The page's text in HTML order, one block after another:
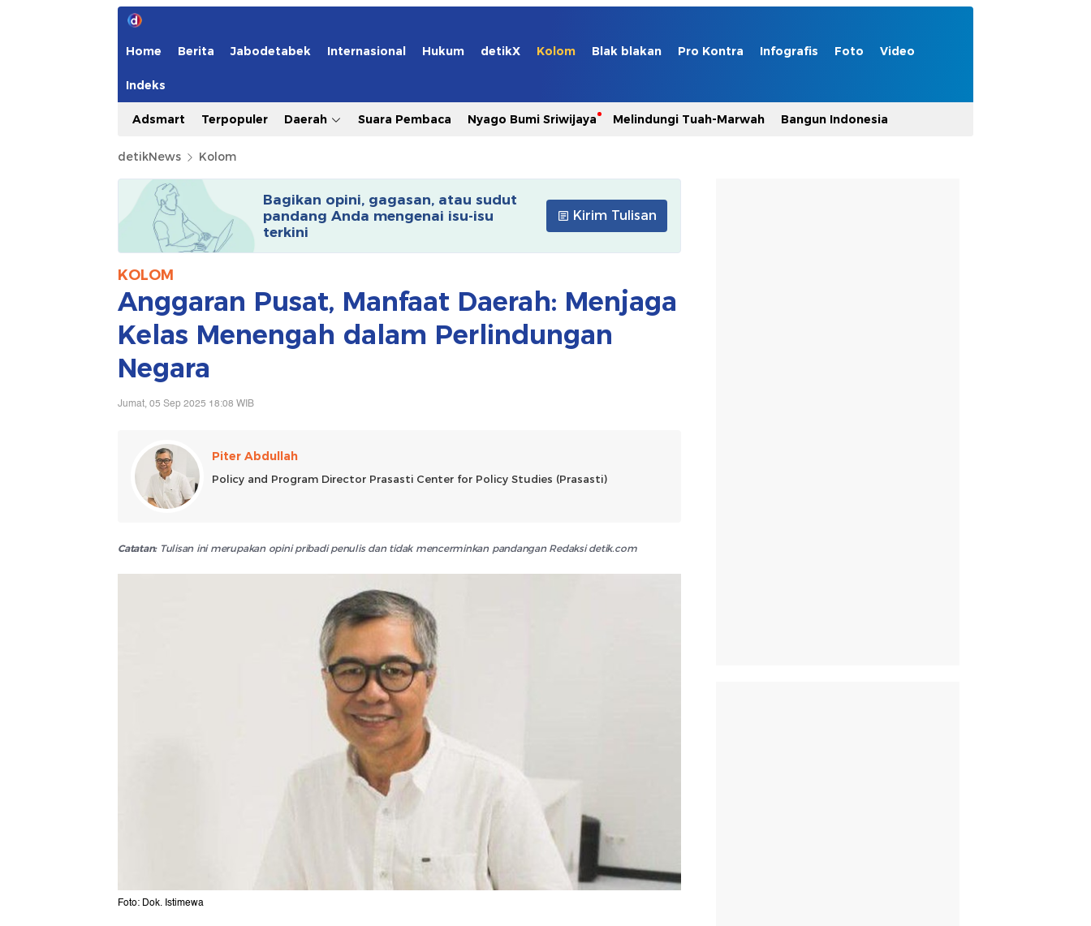
Home Berita Jabodetabek Internasional Hukum detikX Kolom Blak blakan Pro Kontra Infografis Foto Video
Indeks
Adsmart Terpopuler Daerah Suara Pembaca Nyago Bumi Sriwijaya Melindungi Tuah-Marwah Bangun Indonesia
detikNews Kolom
Bagikan opini, gagasan, atau sudut
pandang Anda mengenai isu-isu
terkini
Kirim Tulisan
KOLOM
Anggaran Pusat, Manfaat Daerah: Menjaga
Kelas Menengah dalam Perlindungan
Negara
Jumat, 05 Sep 2025 18:08 WIB
Piter Abdullah
Policy and Program Director Prasasti Center for Policy Studies (Prasasti)
Catatan:Tulisan ini merupakan opini pribadi penulis dan tidak mencerminkan pandangan Redaksi detik.com
Foto: Dok. Istimewa